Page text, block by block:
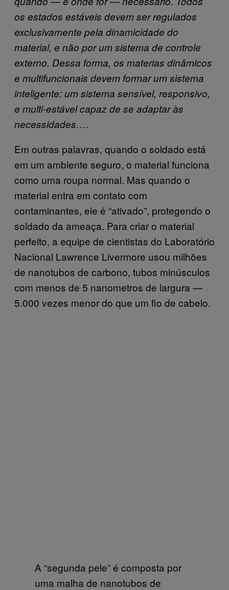
os estados estáveis devem ser regulados
exclusivamente pela dinamicidade do
material, e não por um sistema de controle
externo. Dessa forma, os materias dinâmicos
e multifuncionais devem formar um sistema
inteligente: um sistema sensível, responsivo,
e multi-estável capaz de se adaptar às
necessidades….
Em outras palavras, quando o soldado está
em um ambiente seguro, o material funciona
como uma roupa normal. Mas quando o
material entra em contato com
contaminantes, ele é “ativado”, protegendo o
soldado da ameaça. Para criar o material
perfeito, a equipe de cientistas do Laboratório
Nacional Lawrence Livermore usou milhões
de nanotubos de carbono, tubos minúsculos
com menos de 5 nanometros de largura —
5.000 vezes menor do que um fio de cabelo.
A “segunda pele” é composta por
uma malha de nanotubos de